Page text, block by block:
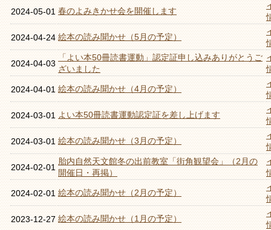
2024-05-01 春のよみきかせ会を開催します
2024-04-24 絵本の読み聞かせ（5月の予定）
2024-04-03
「よい本50冊読書運動」認定証申し込みありがとうご
ざいました
2024-04-01 絵本の読み聞かせ（4月の予定）
2024-03-01 よい本50冊読書運動認定証を差し上げます
2024-03-01 絵本の読み聞かせ（3月の予定）
2024-02-01
胎内自然天文館冬の出前教室「街角観望会」（2月の
開催日・再掲）
2024-02-01 絵本の読み聞かせ（2月の予定）
2023-12-27 絵本の読み聞かせ（1月の予定）